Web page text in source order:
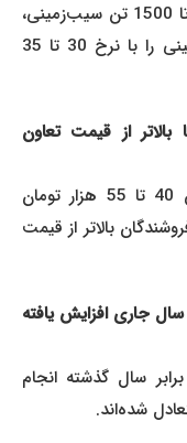
بله، تعاون روستایی با توزیع روزانه 1300 تا 1500 تن سیب‌زمینی،
قیمت‌ها را متعادل کرده است و سیب‌زمینی را با نرخ 30 تا 35
از قیمت تعاون
قیمت سیب‌زمینی در میوه‌فروشی‌ها بین 40 تا 55 هزار تومان
بالاتر از قیمت
افزایش یافته
میوه‌های شب عید 3 برابر سال گذشته انجام
شده‌اند.